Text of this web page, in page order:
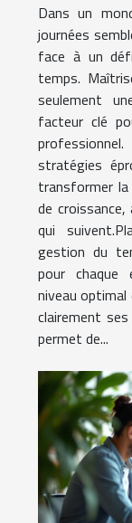
Dans un
journées
face à un
temps.
seulement
facteur clé
stratégies
transformer
de
qui
gestion du
pour chaque
niveau
clairement
permet de...